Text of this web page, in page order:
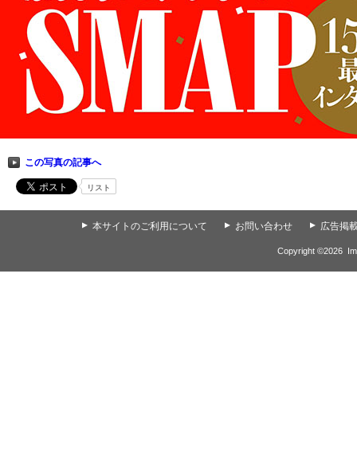
この写真の記事へ
リスト
▲ 本サイトのご利用について ▲ お問い合わせ ▲ 広告掲
Copyright ©2026